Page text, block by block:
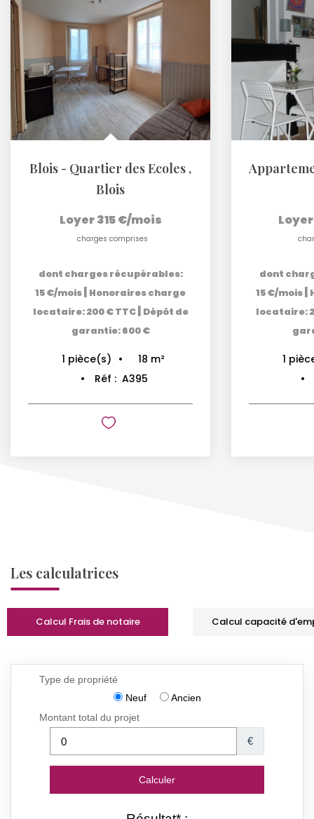
Blois - Quartier des Ecoles ,
Blois
Loyer 315 €/mois
charges comprises
dont charges récupérables:
15 €/mois| Honoraires charge
locataire: 200 € TTC| Dépôt de
garantie: 600 €
1 pièce(s) 18 m²
Réf : A395
dont
15 €/mois|
locataire:
1
Les calculatrices
Calcul Frais de notaire Calcul capacité